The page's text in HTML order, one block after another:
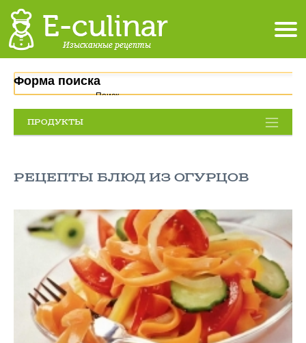
Форма поиска
Поиск
ПРОДУКТЫ
РЕЦЕПТЫ БЛЮД ИЗ ОГУРЦОВ